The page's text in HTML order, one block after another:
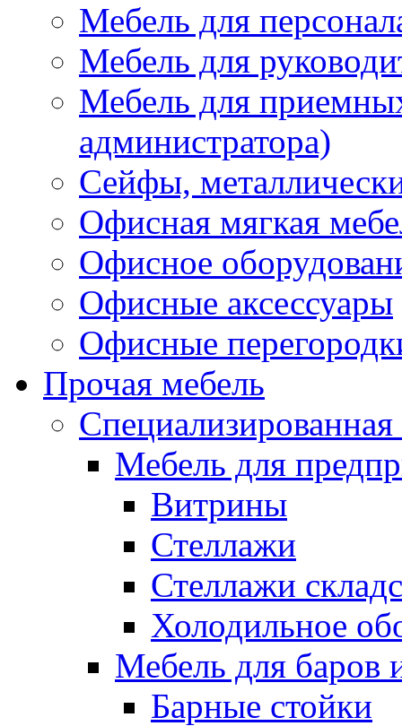
Мебель для
Мебель для
Мебель для
администратора)
Сейфы,
Офисная мягкая
Офисное
Офисные аксессуары
Офисные
Прочая мебель
Специализированная
Мебель для
Витрины
Стеллажи
Стеллажи
Холодильное
Мебель для баров
Барные стойки